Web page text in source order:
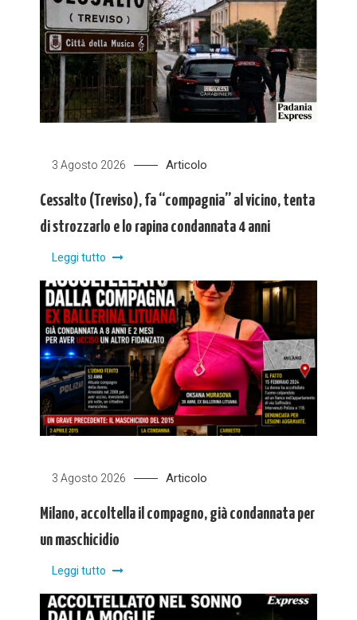
3 Agosto 2026 Articolo
Cessalto (Treviso), fa “compagnia” al vicino, tenta
di strozzarlo e lo rapina condannata 4 anni
Leggi tutto
3 Agosto 2026 Articolo
Milano, accoltella il compagno, già condannata per
un maschicidio
Leggi tutto